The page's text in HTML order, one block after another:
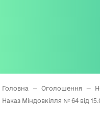
Головна — Оголошення —
Наказ Міндовкілля № 64 від